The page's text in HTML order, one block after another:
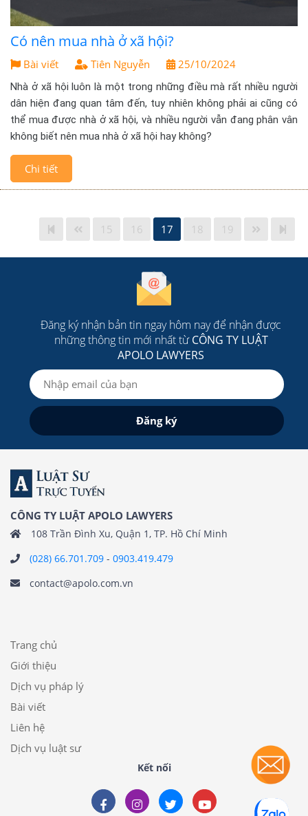
Có nên mua nhà ở xã hội?
Bài viết Tiên Nguyễn 25/10/2024
Nhà ở xã hội luôn là một trong những điều mà rất nhiều người
dân hiện đang quan tâm đến, tuy nhiên không phải ai cũng có
thể mua được nhà ở xã hội, và nhiều người vẫn đang phân vân
không biết nên mua nhà ở xã hội hay không?
Chi tiết
15 16 17 18 19
Đăng ký nhận bản tin ngay hôm nay để nhận được
những thông tin mới nhất từCÔNG TY LUẬT
APOLO LAWYERS
CÔNG TY LUẬT APOLO LAWYERS
108 Trần Đình Xu, Quận 1, TP. Hồ Chí Minh
(028) 66.701.709 - 0903.419.479
contact@apolo.com.vn
Trang chủ
Giới thiệu
Dịch vụ pháp lý
Bài viết
Liên hệ
Dịch vụ luật sư
Kết nối